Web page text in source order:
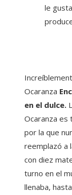
Ocaranza
en el dulce.
Ocaranza es
por la que
reemplazó a
con diez
turno en el
llenaba,